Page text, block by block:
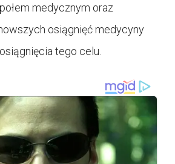
medycznym oraz
osiągnięć medycyny
tego celu.